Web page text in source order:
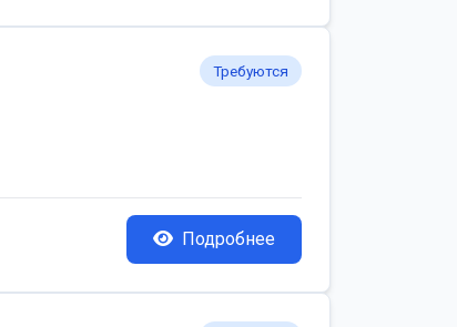
Требуются
Подробнее